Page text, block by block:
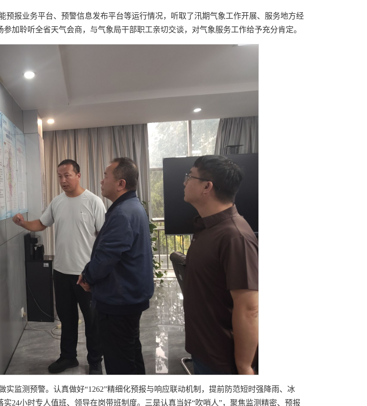
报业务平台、预警信息发布平台等运行情况，听取了汛期气象工作开展、服务地方经
加聆听全省天气会商，与气象局干部职工亲切交谈，对气象服务工作给予充分肯定。
监测预警。认真做好“1262”精细化预报与响应联动机制，提前防范短时强降雨、冰
24小时专人值班、领导在岗带班制度。三是认真当好“吹哨人”，聚焦监测精密、预报